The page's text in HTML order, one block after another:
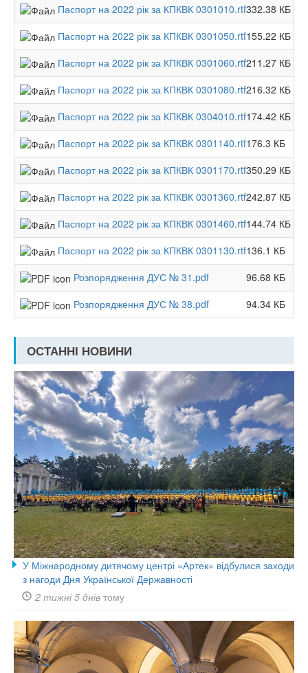
Паспорт на 2022 рік за КПКВК 0301010.rtf332.38 КБ
Паспорт на 2022 рік за КПКВК 0301050.rtf155.22 КБ
Паспорт на 2022 рік за КПКВК 0301060.rtf211.27 КБ
Паспорт на 2022 рік за КПКВК 0301080.rtf216.32 КБ
Паспорт на 2022 рік за КПКВК 0304010.rtf174.42 КБ
Паспорт на 2022 рік за КПКВК 0301140.rtf176.3 КБ
Паспорт на 2022 рік за КПКВК 0301170.rtf350.29 КБ
Паспорт на 2022 рік за КПКВК 0301360.rtf242.87 КБ
Паспорт на 2022 рік за КПКВК 0301460.rtf144.74 КБ
Паспорт на 2022 рік за КПКВК 0301130.rtf136.1 КБ
Розпорядження ДУС № 31.pdf
96.68 КБ
Розпорядження ДУС № 38.pdf
94.34 КБ
ОСТАННІ НОВИНИ
У Міжнародному дитячому центрі «Артек» відбулися заходи
з нагоди Дня Української Державності
2 тижні 5 днів тому